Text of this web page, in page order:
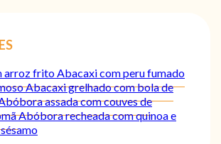
arroz fritoAbacaxi com peru fumado
Abacaxi grelhado com bola de
assada com couves de
Abóbora recheada com quinoa e